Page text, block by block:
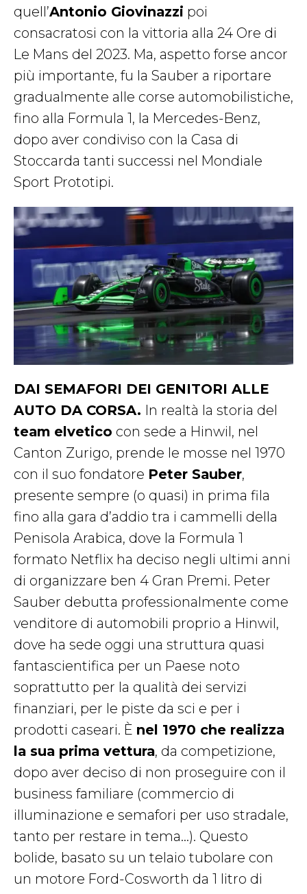
quell’Antonio Giovinazzi poi
consacratosi con la vittoria alla 24 Ore di
Le Mans del 2023. Ma, aspetto forse ancor
più importante, fu la Sauber a riportare
gradualmente alle corse automobilistiche,
fino alla Formula 1, la Mercedes-Benz,
dopo aver condiviso con la Casa di
Stoccarda tanti successi nel Mondiale
Sport Prototipi.
DAI SEMAFORI DEI GENITORI ALLE
AUTO DA CORSA. In realtà la storia del
team elvetico con sede a Hinwil, nel
Canton Zurigo, prende le mosse nel 1970
con il suo fondatore Peter Sauber,
presente sempre (o quasi) in prima fila
fino alla gara d’addio tra i cammelli della
Penisola Arabica, dove la Formula 1
formato Netflix ha deciso negli ultimi anni
di organizzare ben 4 Gran Premi. Peter
Sauber debutta professionalmente come
venditore di automobili proprio a Hinwil,
dove ha sede oggi una struttura quasi
fantascientifica per un Paese noto
soprattutto per la qualità dei servizi
finanziari, per le piste da sci e per i
prodotti caseari. È nel 1970 che realizza
la sua prima vettura, da competizione,
dopo aver deciso di non proseguire con il
business familiare (commercio di
illuminazione e semafori per uso stradale,
tanto per restare in tema…). Questo
bolide, basato su un telaio tubolare con
un motore Ford-Cosworth da 1 litro di